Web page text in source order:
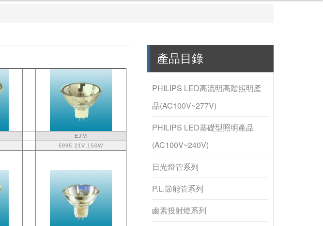
EJM
5995 21V 150W
產品目錄
PHILIPS LED高流明高階照明產
品(AC100V~277V)
PHILIPS LED基礎型照明產品
(AC100V~240V)
日光燈管系列
P.L.節能管系列
鹵素投射燈系列